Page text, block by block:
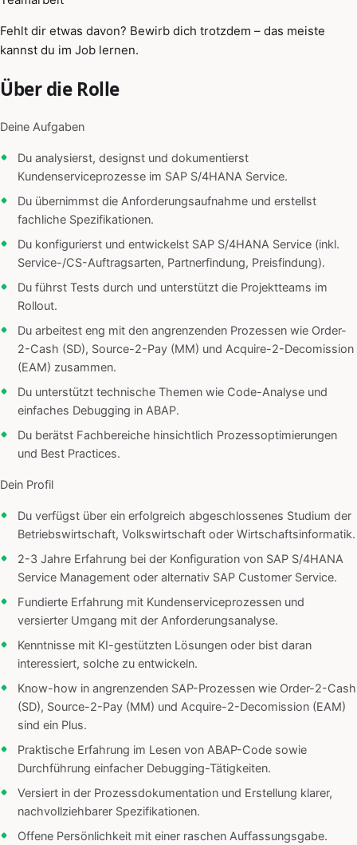
Fehlt dir etwas davon? Bewirb dich trotzdem – das meiste
kannst du im Job lernen.
Über die Rolle
Deine Aufgaben
Du analysierst, designst und dokumentierst
Kundenserviceprozesse im SAP S/4HANA Service.
Du übernimmst die Anforderungsaufnahme und erstellst
fachliche Spezifikationen.
Du konfigurierst und entwickelst SAP S/4HANA Service (inkl.
Service-/CS-Auftragsarten, Partnerfindung, Preisfindung).
Du führst Tests durch und unterstützt die Projektteams im
Rollout.
Du arbeitest eng mit den angrenzenden Prozessen wie Order-
2-Cash (SD), Source-2-Pay (MM) und Acquire-2-Decomission
(EAM) zusammen.
Du unterstützt technische Themen wie Code-Analyse und
einfaches Debugging in ABAP.
Du berätst Fachbereiche hinsichtlich Prozessoptimierungen
und Best Practices.
Dein Profil
Du verfügst über ein erfolgreich abgeschlossenes Studium der
Betriebswirtschaft, Volkswirtschaft oder Wirtschaftsinformatik.
2-3 Jahre Erfahrung bei der Konfiguration von SAP S/4HANA
Service Management oder alternativ SAP Customer Service.
Fundierte Erfahrung mit Kundenserviceprozessen und
versierter Umgang mit der Anforderungsanalyse.
Kenntnisse mit KI-gestützten Lösungen oder bist daran
interessiert, solche zu entwickeln.
Know-how in angrenzenden SAP-Prozessen wie Order-2-Cash
(SD), Source-2-Pay (MM) und Acquire-2-Decomission (EAM)
sind ein Plus.
Praktische Erfahrung im Lesen von ABAP-Code sowie
Durchführung einfacher Debugging-Tätigkeiten.
Versiert in der Prozessdokumentation und Erstellung klarer,
nachvollziehbarer Spezifikationen.
Offene Persönlichkeit mit einer raschen Auffassungsgabe.